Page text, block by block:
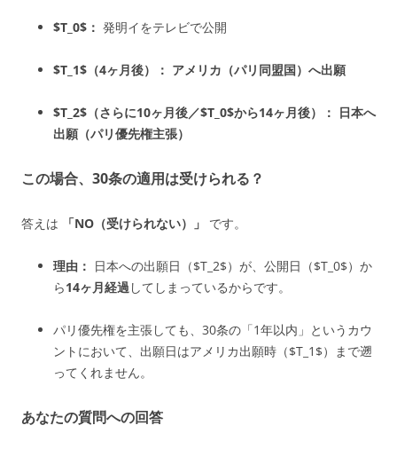
$T_0$ ： 発明イをテレビで公開
$T_1$ （4ヶ月後）： アメリカ（パリ同盟国）へ出願
$T_2$ （さらに10ヶ月後／$T_0$から14ヶ月後）： 日本へ
出願（パリ優先権主張）
この場合、30条の適用は受けられる？
答えは 「NO（受けられない）」 です。
理由： 日本への出願日（$T_2$）が、公開日（$T_0$）か
ら14ヶ月経過してしまっているからです。
パリ優先権を主張しても、30条の「1年以内」というカウ
ントにおいて、出願日はアメリカ出願時（$T_1$）まで遡
ってくれません。
あなたの質問への回答